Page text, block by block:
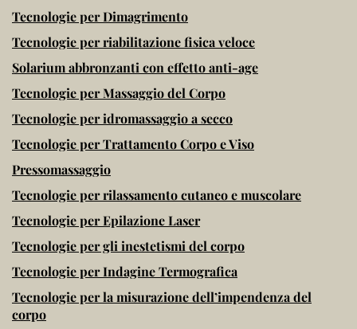
Tecnologie per Dimagrimento
Tecnologie per riabilitazione fisica veloce
Solarium abbronzanti con effetto anti-age
Tecnologie per Massaggio del Corpo
Tecnologie per idromassaggio a secco
Tecnologie per Trattamento Corpo e Viso
Pressomassaggio
Tecnologie per rilassamento cutaneo e muscolare
Tecnologie per Epilazione Laser
Tecnologie per gli inestetismi del corpo
Tecnologie per Indagine Termografica
Tecnologie per la misurazione dell’impendenza del
corpo